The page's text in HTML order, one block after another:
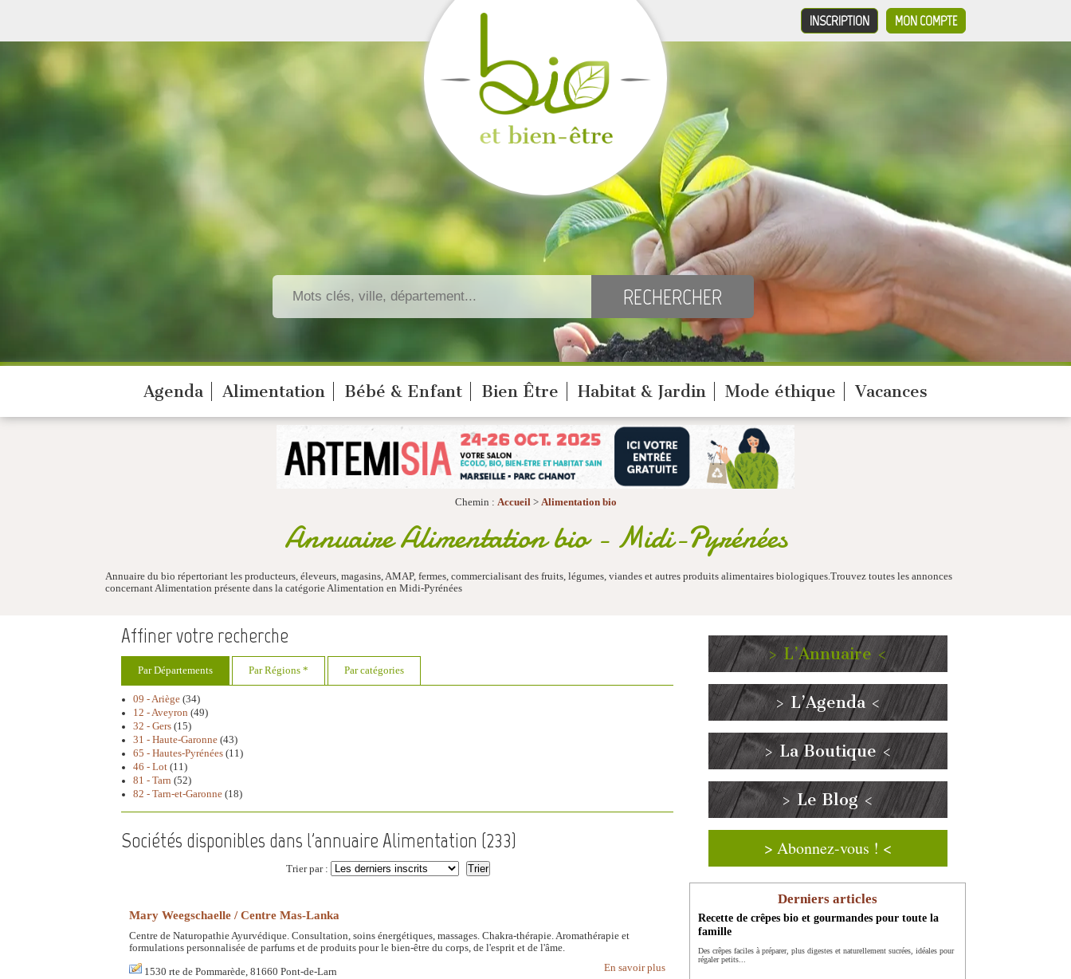
MON COMPTE
INSCRIPTION
Agenda Alimentation Bébé & Enfant Bien Être Habitat & Jardin Mode éthique Vacances
Chemin : Accueil> Alimentation bio
Annuaire Alimentation bio - Midi-Pyrénées
Annuaire du bio répertoriant les producteurs, éleveurs, magasins, AMAP, fermes, commercialisant des fruits, légumes, viandes et autres produits alimentaires biologiques.Trouvez toutes les annonces
concernant Alimentation présente dans la catégorie Alimentation en Midi-Pyrénées
Affiner votre recherche
Par Départements Par Régions * Par catégories
09 - Ariège (34)
12 - Aveyron (49)
32 - Gers (15)
31 - Haute-Garonne (43)
65 - Hautes-Pyrénées (11)
46 - Lot (11)
81 - Tarn (52)
82 - Tarn-et-Garonne (18)
Sociétés disponibles dans l'annuaire Alimentation (233)
Trier par :
Mary Weegschaelle / Centre Mas-Lanka
Centre de Naturopathie Ayurvédique. Consultation, soins énergétiques, massages. Chakra-thérapie. Aromathérapie et
formulations personnalisée de parfums et de produits pour le bien-être du corps, de l'esprit et de l'âme.
En savoir plus
1530 rte de Pommarède, 81660 Pont-de-Larn
> L’Annuaire <
> L’Agenda <
> La Boutique <
> Le Blog <
> Abonnez-vous ! <
Derniers articles
Recette de crêpes bio et gourmandes pour toute la
famille
Des crêpes faciles à préparer, plus digestes et naturellement sucrées, idéales pour
régaler petits...